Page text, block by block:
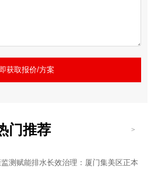
获取报价/方案
门推荐 >
测赋能排水长效治理：厦门集美区正本